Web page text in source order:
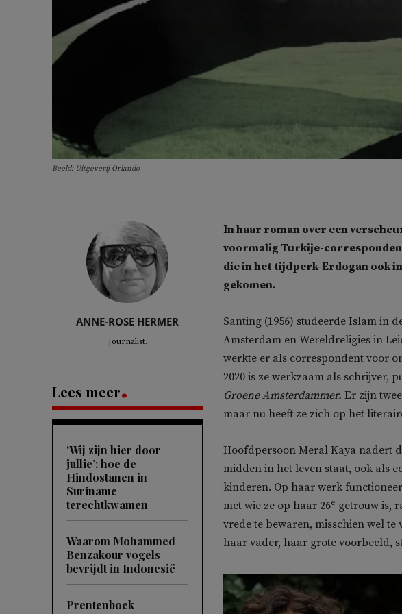
Beeld: Uitgeverij Orlando
ANNE-ROSE HERMER
Journalist.
Lees meer
‘Wij zijn hier door
jullie’: hoe de
Hindostanen in
Suriname
terechtkwamen
Waarom Mohammed
Benzakour vogels
bevrijdt in Indonesië
Prentenboek
In haar roman over een
voormalig Turkije-
die in het tijdperk-Erdogan ook
gekomen.
Santing (1956) studeerde Islam in
Amsterdam en Wereldreligies in
werkte er als correspondent voor
2020 is ze werkzaam als schrijver,
Groene Amsterdammer. Er zijn
maar nu heeft ze zich op het
Hoofdpersoon Meral Kaya nadert
midden in het leven staat, ook als
kinderen. Op haar werk
met wie ze op haar 26e getrouw is,
vrede te bewaren, misschien wel
haar vader, haar grote voorbeeld,